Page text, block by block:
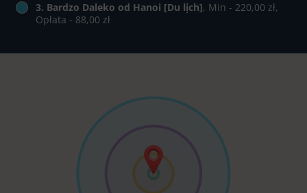
3. Bardzo Daleko od Hanoi [Du lịch], Min - 220,00 zł,
Opłata - 88,00 zł